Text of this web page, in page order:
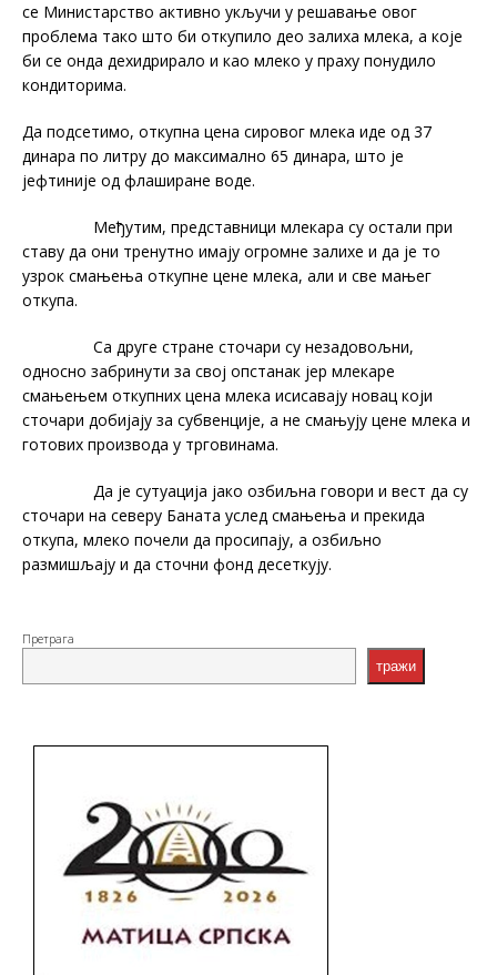
се Министарство активно укључи у решавање овог
проблема тако што би откупило део залиха млека, а које
би се онда дехидрирало и као млеко у праху понудило
кондиторима.
Да подсетимо, откупна цена сировог млека иде од 37
динара по литру до максимално 65 динара, што је
јефтиније од флаширане воде.
Међутим, представници млекара су остали при
ставу да они тренутно имају огромне залихе и да је то
узрок смањења откупне цене млека, али и све мањег
откупа.
Са друге стране сточари су незадовољни,
односно забринути за свој опстанак јер млекаре
смањењем откупних цена млека исисавају новац који
сточари добијају за субвенције, а не смањују цене млека и
готових производа у трговинама.
Да је сутуација јако озбиљна говори и вест да су
сточари на северу Баната услед смањења и прекида
откупа, млеко почели да просипају, а озбиљно
размишљају и да сточни фонд десеткују.
Претрага
тражи